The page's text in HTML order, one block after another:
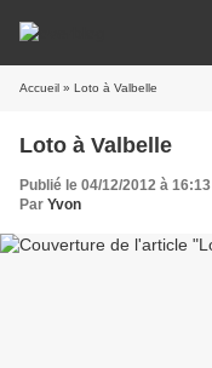
Accueil » Loto à Valbelle
Loto à Valbelle
Publié le 04/12/2012 à 16:13
Par Yvon